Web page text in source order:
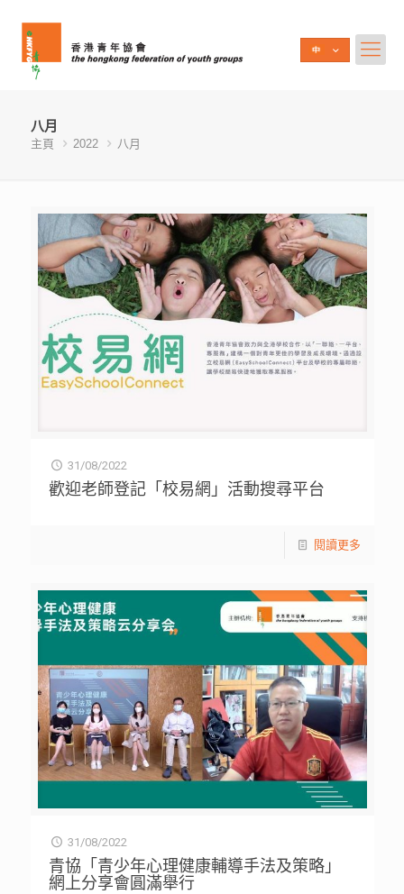
八月
主頁 2022 八月
31/08/2022
歡迎老師登記「校易網」活動搜尋平台
閱讀更多
31/08/2022
青協「青少年心理健康輔導手法及策略」
網上分享會圓滿舉行